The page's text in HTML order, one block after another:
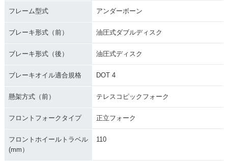
フレーム型式 アンダーボーン
ブレーキ形式（前） 油圧式ダブルディスク
ブレーキ形式（後） 油圧式ディスク
ブレーキオイル適合規格 DOT 4
懸架方式（前） テレスコピックフォーク
フロントフォークタイプ 正立フォーク
フロントホイールトラベル
(mm）
110